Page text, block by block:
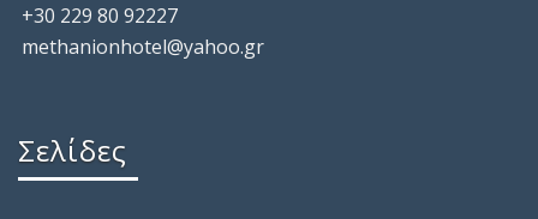
+30 229 80 92227
methanionhotel@yahoo.gr
Σελίδες